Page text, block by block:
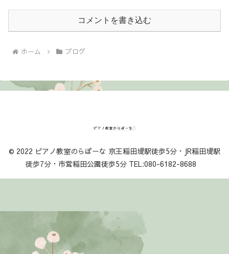
コメントを書き込む
ホーム ブログ
© 2022 ピアノ教室のらぼーな 京王稲田堤駅徒歩5分・JR稲田堤駅
徒歩7分・市営稲田公園徒歩5分 TEL:080-6182-8688